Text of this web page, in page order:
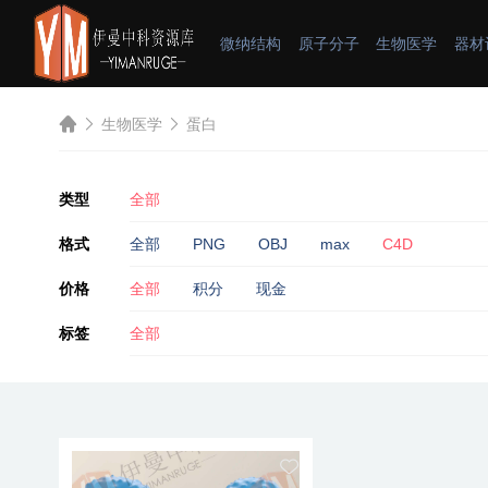
微纳结构 原子分子 生物医学 器材
生物医学 蛋白
类型 全部
格式 全部 PNG OBJ max C4D
价格 全部 积分 现金
标签 全部